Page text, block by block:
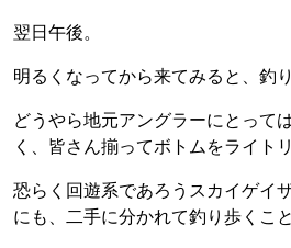
翌日午後。
明るくなってから来てみると、釣
どうやら地元アングラーにとって
く、皆さん揃ってボトムをライト
恐らく回遊系であろうスカイゲイ
にも、二手に分かれて釣り歩くこ